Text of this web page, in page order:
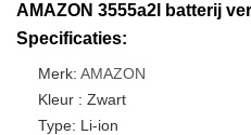
AMAZON 3555a2l batterij
Specificaties:
Merk: AMAZON
Kleur : Zwart
Type: Li-ion